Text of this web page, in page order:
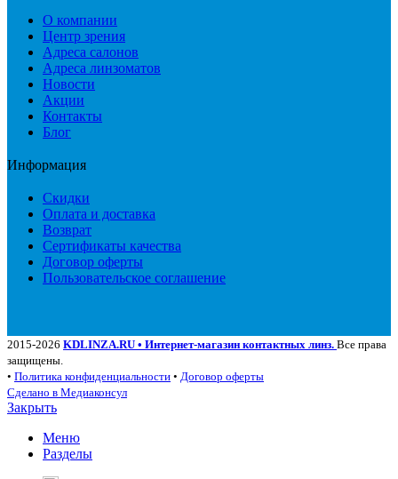
О компании
Центр зрения
Адреса салонов
Адреса линзоматов
Новости
Акции
Контакты
Блог
Информация
Скидки
Оплата и доставка
Возврат
Сертификаты качества
Договор оферты
Пользовательское соглашение
2015-2026 KDLINZA.RU • Интернет-магазин контактных линз. Все права
защищены.
• Политика конфиденциальности • Договор оферты
Сделано в Медиаконсул
Закрыть
Меню
Разделы